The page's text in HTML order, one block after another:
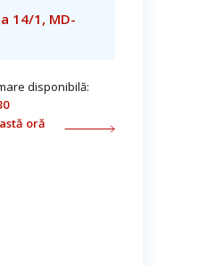
14/1, MD-
disponibilă:
oră